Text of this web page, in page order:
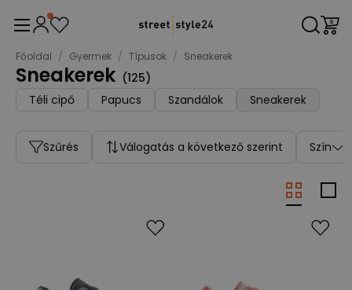
Főoldal / Gyermek / Típusok / Sneakerek
Sneakerek (125)
Téli cipő
Papucs Szandálok Sneakerek
Szűrés Válogatás a következő szerint Szín